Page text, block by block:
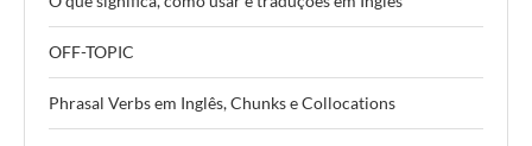
OFF-TOPIC
Phrasal Verbs em Inglês, Chunks e Collocations